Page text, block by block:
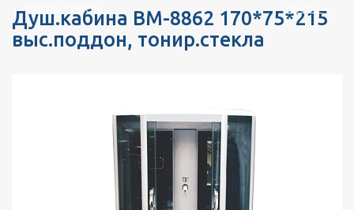
тонир.стекла
Душ.кабина ВМ-8862 170*75*215
выс.поддон, тонир.стекла